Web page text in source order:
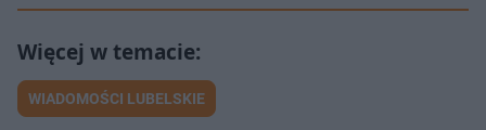
WIADOMOŚCI LUBELSKIE